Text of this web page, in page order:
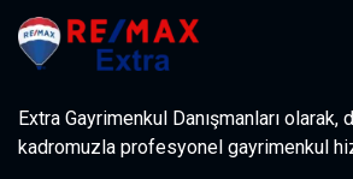
Extra Gayrimenkul Danışmanları olarak,
kadromuzla profesyonel gayrimenkul